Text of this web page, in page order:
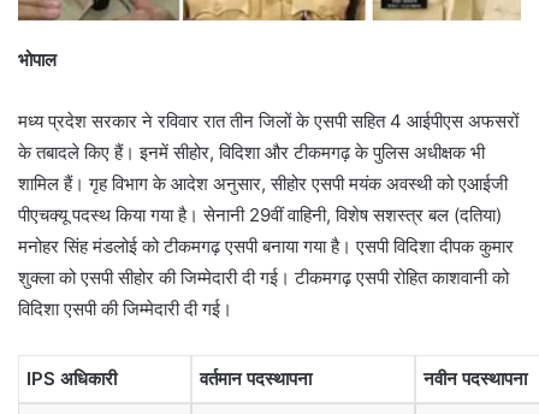
भोपाल
मध्य प्रदेश सरकार ने रविवार रात तीन जिलों के एसपी सहित 4 आईपीएस अफसरों
के तबादले किए हैं। इनमें सीहोर, विदिशा और टीकमगढ़ के पुलिस अधीक्षक भी
शामिल हैं। गृह विभाग के आदेश अनुसार, सीहोर एसपी मयंक अवस्थी को एआईजी
पीएचक्यू पदस्थ किया गया है। सेनानी 29वीं वाहिनी, विशेष सशस्त्र बल (दतिया)
मनोहर सिंह मंडलोई को टीकमगढ़ एसपी बनाया गया है। एसपी विदिशा दीपक कुमार
शुक्ला को एसपी सीहोर की जिम्मेदारी दी गई। टीकमगढ़ एसपी रोहित काशवानी को
विदिशा एसपी की जिम्मेदारी दी गई।
IPS अधिकारी वर्तमान पदस्थापना नवीन पदस्थापना